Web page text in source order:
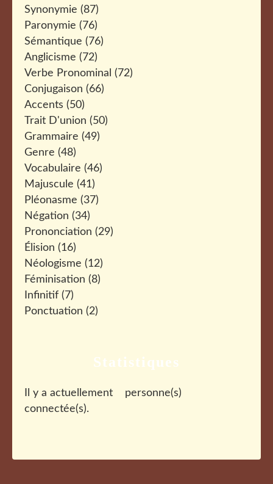
Synonymie (87)
Paronymie (76)
Sémantique (76)
Anglicisme (72)
Verbe Pronominal (72)
Conjugaison (66)
Accents (50)
Trait D'union (50)
Grammaire (49)
Genre (48)
Vocabulaire (46)
Majuscule (41)
Pléonasme (37)
Négation (34)
Prononciation (29)
Élision (16)
Néologisme (12)
Féminisation (8)
Infinitif (7)
Ponctuation (2)
Statistiques
Il y a actuellement
personne(s)
connectée(s).